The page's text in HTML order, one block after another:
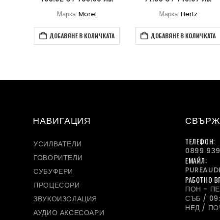
Марка: Morel
ДОБАВЯНЕ В КОЛИЧКАТА
Марка: Hertz
ДОБАВЯНЕ В КОЛИЧКАТА
НАВИГАЦИЯ
УСИЛВАТЕЛИ
ГОВОРИТЕЛИ
СУБУФЕРИ
ПРОЦЕСОРИ
ЗВУКОИЗОЛАЦИЯ
АУДИО АКСЕСОАРИ
ТЕЛЕФОН:
0899
ЕМАЙЛ:
РАБОТНО
ПОН -
СЪБ /
НЕД /